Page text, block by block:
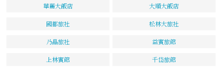
華麗大飯店 大順大飯店
國都旅社 松林大旅社
乃晶旅社 益賓旅館
上林賓館 千岱旅館